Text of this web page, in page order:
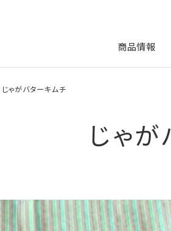
商品情報
じゃがバターキムチ
じゃ